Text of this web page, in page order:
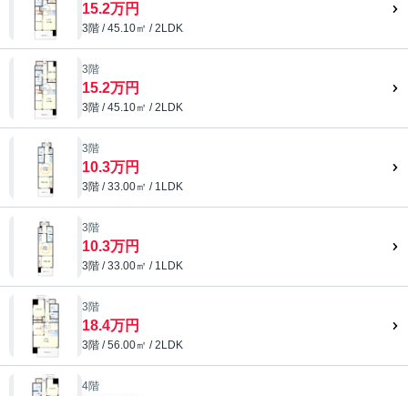
15.2万円
3階 / 45.10㎡ / 2LDK
3階
15.2万円
3階 / 45.10㎡ / 2LDK
3階
10.3万円
3階 / 33.00㎡ / 1LDK
3階
10.3万円
3階 / 33.00㎡ / 1LDK
3階
18.4万円
3階 / 56.00㎡ / 2LDK
4階